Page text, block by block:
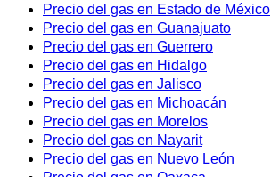
Precio del gas en Estado de México
Precio del gas en Guanajuato
Precio del gas en Guerrero
Precio del gas en Hidalgo
Precio del gas en Jalisco
Precio del gas en Michoacán
Precio del gas en Morelos
Precio del gas en Nayarit
Precio del gas en Nuevo León